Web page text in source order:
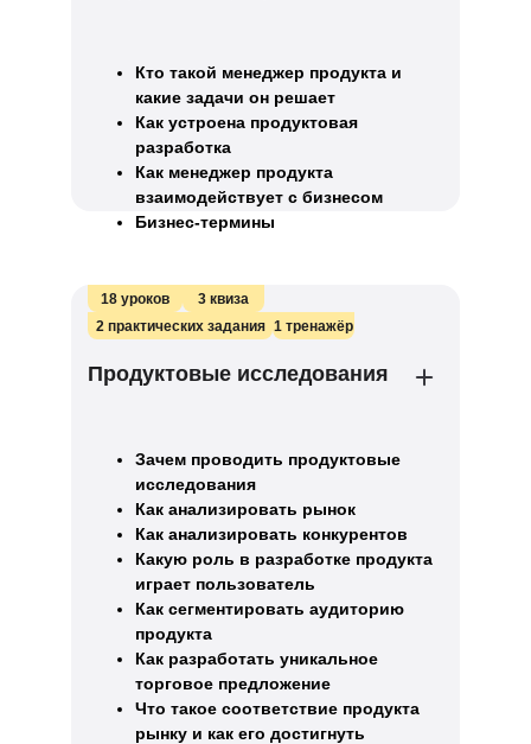
Кто такой менеджер продукта и
какие задачи он решает
Как устроена продуктовая
разработка
Как менеджер продукта
взаимодействует с бизнесом
Бизнес-термины
18 уроков
3 квиза
2 практических задания 1 тренажёр
Продуктовые исследования
Зачем проводить продуктовые
исследования
Как анализировать рынок
Как анализировать конкурентов
Какую роль в разработке продукта
играет пользователь
Как сегментировать аудиторию
продукта
Как разработать уникальное
торговое предложение
Что такое соответствие продукта
рынку и как его достигнуть